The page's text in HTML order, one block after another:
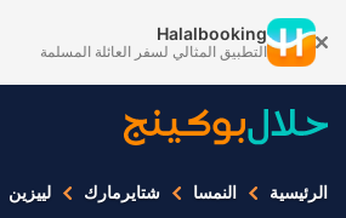
Halalbooking
التطبيق المثالي لسفر العائلة المسلمة
الرئيسية النمسا شتايرمارك لييزين